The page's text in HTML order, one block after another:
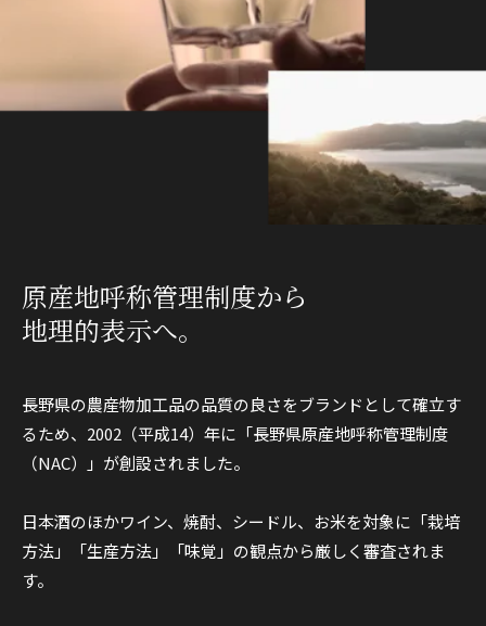
原産地呼称管理制度から
地理的表示へ。
長野県の農産物加工品の品質の良さをブランドとして確立す
るため、2002（平成14）年に「長野県原産地呼称管理制度
（NAC）」が創設されました。
日本酒のほかワイン、焼酎、シードル、お米を対象に「栽培
方法」「生産方法」「味覚」の観点から厳しく審査されま
す。